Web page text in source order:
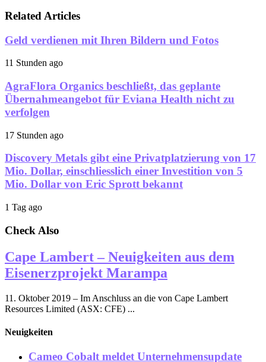
Related Articles
Geld verdienen mit Ihren Bildern und Fotos
11 Stunden ago
AgraFlora Organics beschließt, das geplante
Übernahmeangebot für Eviana Health nicht zu
verfolgen
17 Stunden ago
Discovery Metals gibt eine Privatplatzierung von 17
Mio. Dollar, einschliesslich einer Investition von 5
Mio. Dollar von Eric Sprott bekannt
1 Tag ago
Check Also
Cape Lambert – Neuigkeiten aus dem
Eisenerzprojekt Marampa
11. Oktober 2019 – Im Anschluss an die von Cape Lambert
Resources Limited (ASX: CFE) ...
Neuigkeiten
Cameo Cobalt meldet Unternehmensupdate